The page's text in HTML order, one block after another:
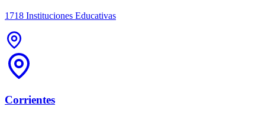
1718 Instituciones Educativas
Corrientes